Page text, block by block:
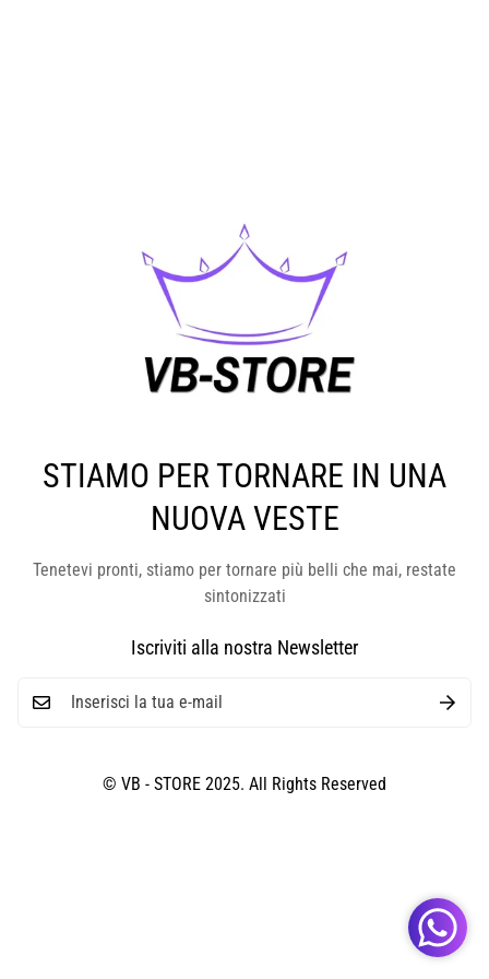
STIAMO PER TORNARE IN UNA
NUOVA VESTE
Tenetevi pronti, stiamo per tornare più belli che mai, restate
sintonizzati
Iscriviti alla nostra Newsletter
© VB - STORE 2025. All Rights Reserved